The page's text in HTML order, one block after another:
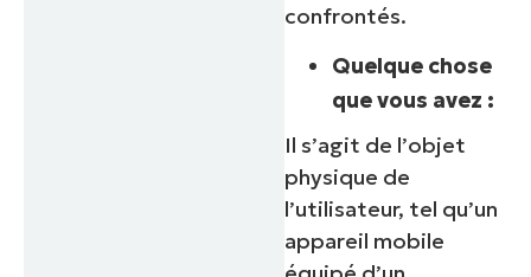
confrontés.
Quelque chose
que vous avez :
Il s’agit de l’objet
physique de
l’utilisateur, tel qu’un
appareil mobile